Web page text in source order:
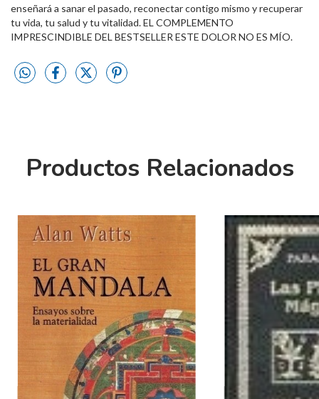
enseñará a sanar el pasado, reconectar contigo mismo y recuperar
tu vida, tu salud y tu vitalidad. EL COMPLEMENTO
IMPRESCINDIBLE DEL BESTSELLER ESTE DOLOR NO ES MÍO.
Productos Relacionados